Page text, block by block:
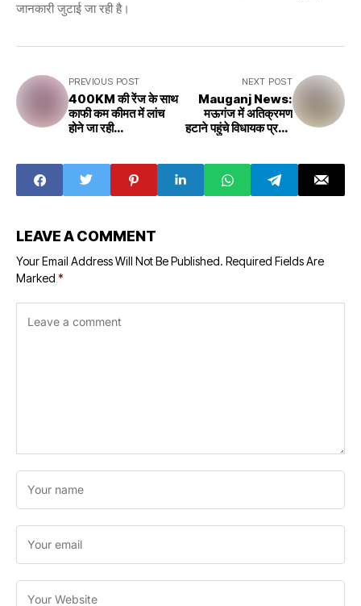
जानकारी जुटाई जा रही है।
PREVIOUS POST
400KM की रेंज के साथ
काफी कम कीमत में लांच
होने जा रही
आकर्षक फीचर्स
NEXT POST
Mauganj News:
मऊगंज में अतिक्रमण
हटाने पहुंचे विधायक प्रदीप
फोर्स
LEAVE A COMMENT
Your Email Address Will Not Be Published. Required Fields Are
Marked *